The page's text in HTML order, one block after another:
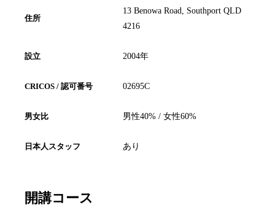
住所
13 Benowa Road, Southport QLD
4216
設立 2004年
CRICOS / 認可番号 02695C
男女比 男性40% / 女性60%
日本人スタッフ あり
開講コース